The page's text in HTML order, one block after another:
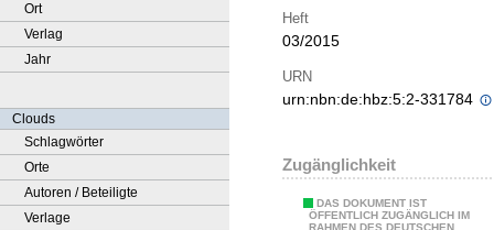
Ort
Verlag
Jahr
Clouds
Schlagwörter
Orte
Autoren / Beteiligte
Verlage
Heft
03/2015
URN
urn:nbn:de:hbz:5:2-331784
Zugänglichkeit
DAS DOKUMENT IST
ÖFFENTLICH ZUGÄNGLICH IM